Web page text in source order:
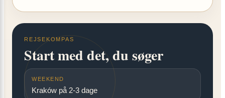
REJSEKOMPAS
Start med det, du søger
WEEKEND
Kraków på 2-3 dage